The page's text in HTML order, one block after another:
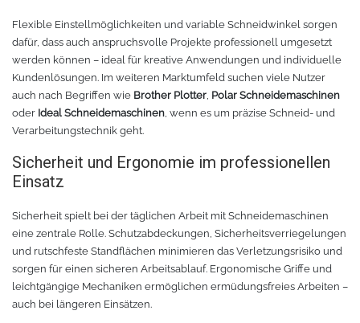
Palisade
Farbkarte
Sublimationsmedien
Filament für 3D-Druck
PLA
PETG
ABS
Zubehör für Brother-Schneideplotter
Tinte
Sublimationsfarbe
Solvent Tinte
Direct to Film Tinte
Direct-to-Film Folie und Kleber
3D Drucker Zubehör
Flexible Einstellmöglichkeiten und variable Schneidwinkel sorgen
dafür, dass auch anspruchsvolle Projekte professionell umgesetzt
werden können – ideal für kreative Anwendungen und individuelle
Kundenlösungen. Im weiteren Marktumfeld suchen viele Nutzer
auch nach Begriffen wie Brother Plotter, Polar Schneidemaschinen
oder Ideal Schneidemaschinen, wenn es um präzise Schneid- und
Verarbeitungstechnik geht.
Sicherheit und Ergonomie im professionellen
Einsatz
Sicherheit spielt bei der täglichen Arbeit mit Schneidemaschinen
eine zentrale Rolle. Schutzabdeckungen, Sicherheitsverriegelungen
und rutschfeste Standflächen minimieren das Verletzungsrisiko und
sorgen für einen sicheren Arbeitsablauf. Ergonomische Griffe und
leichtgängige Mechaniken ermöglichen ermüdungsfreies Arbeiten –
auch bei längeren Einsätzen.